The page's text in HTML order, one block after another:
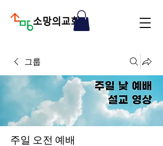
그룹
주일 오전 예배